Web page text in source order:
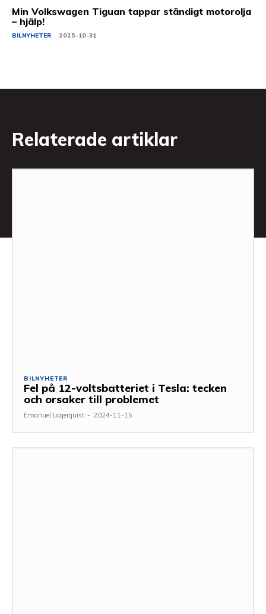
Min Volkswagen Tiguan tappar ständigt motorolja
– hjälp!
BILNYHETER 2025-10-31
Relaterade artiklar
BILNYHETER
Fel på 12-voltsbatteriet i Tesla: tecken
och orsaker till problemet
Emanuel Lagerquist - 2024-11-15